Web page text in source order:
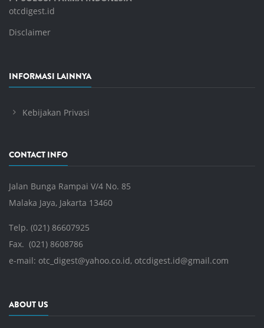
otcdigest.id
Disclaimer
INFORMASI LAINNYA
Kebijakan Privasi
CONTACT INFO
Jalan Bunga Rampai V/4 No. 85
Malaka Jaya, Jakarta 13460
Telp. (021) 86607925
Fax. (021) 8608786
e-mail: otc_digest@yahoo.co.id, otcdigest.id@gmail.com
ABOUT US